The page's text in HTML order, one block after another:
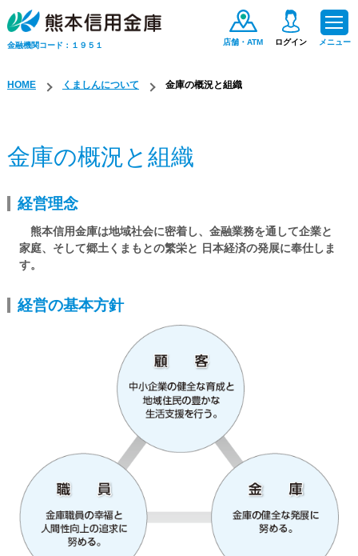
金融機関コード：１９５１ 店舗・ATM ログイン メニュー
お金をかりる
ログイン
くましんQ&A
くましんFAN
HOME くましんについて 金庫の概況と組織
金庫の概況と組織
経営理念
熊本信用金庫は地域社会に密着し、金融業務を通して企業と
家庭、そして郷土くまもとの繁栄と 日本経済の発展に奉仕しま
す。
経営の基本方針